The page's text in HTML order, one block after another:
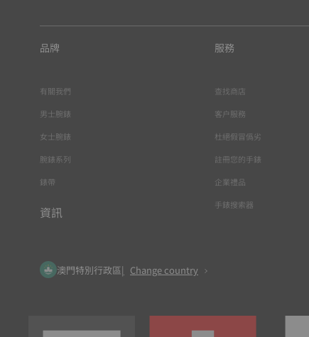
品牌
有關我們
男士腕錶
女士腕錶
腕錶系列
錶帶
資訊
服務
查找商店
客户服務
杜絕假冒僞劣
註冊您的手錶
企業禮品
手錶搜索器
澳門特別行政區 Change country